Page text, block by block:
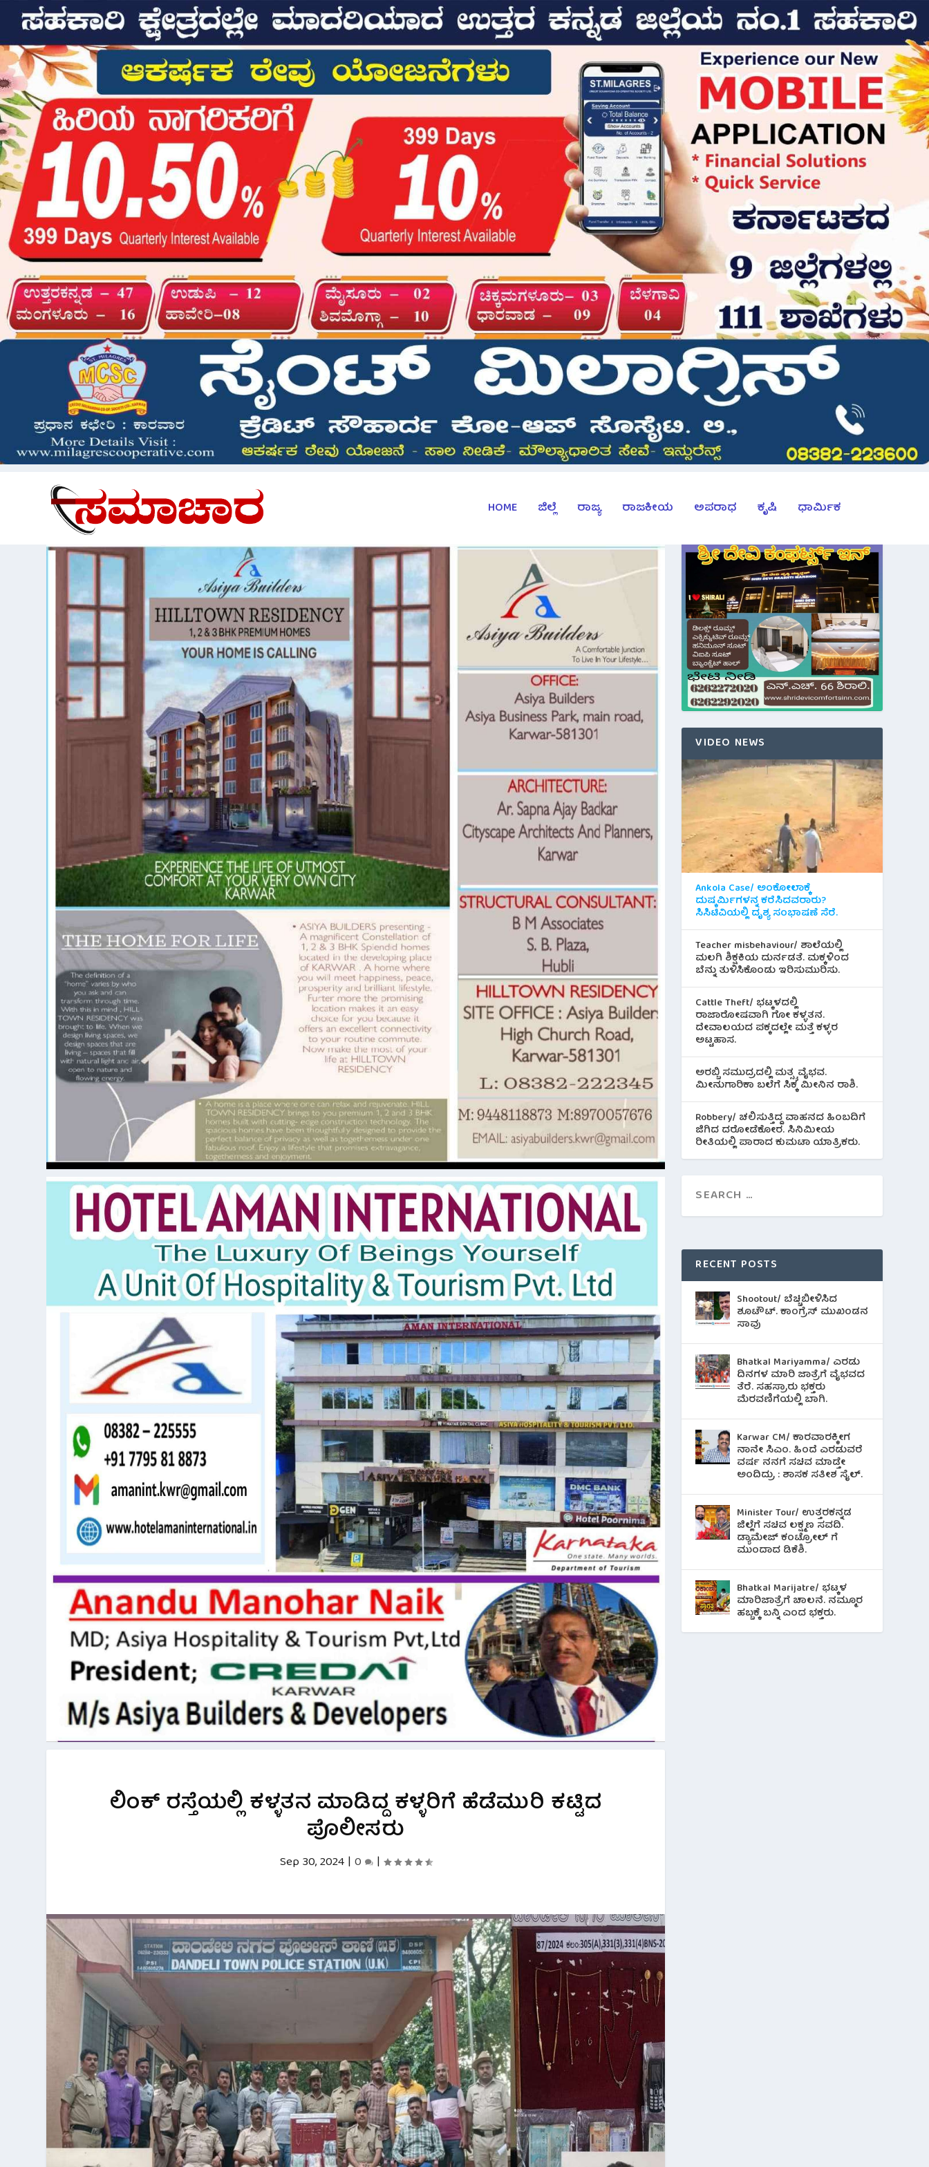
HOME ಜಿಲ್ಲೆ ರಾಜ್ಯ ರಾಜಕೀಯ ಅಪರಾಧ ಕೃಷಿ ಧಾರ್ಮಿಕ
ಲಿಂಕ್ ರಸ್ತೆಯಲ್ಲಿ ಕಳ್ಳತನ ಮಾಡಿದ್ದ ಕಳ್ಳರಿಗೆ ಹೆಡೆಮುರಿ ಕಟ್ಟಿದ
ಪೊಲೀಸರು
Sep 30, 2024| 0 |
VIDEO NEWS
Ankola Case/ ಅಂಕೋಲಾಕ್ಕೆ
ದುಷ್ಕರ್ಮಿಗಳನ್ನ ಕರೆಸಿದವರಾರು?
ಸಿಸಿಟಿವಿಯಲ್ಲಿ ದೃಶ್ಯ ಸಂಭಾಷಣೆ ಸೆರೆ.
Teacher misbehaviour/ ಶಾಲೆಯಲ್ಲಿ
ಮಲಗಿ ಶಿಕ್ಷಕಿಯ ದುರ್ನಡತೆ. ಮಕ್ಕಳಿಂದ
ಬೆನ್ನು ತುಳಿಸಿಕೊಂಡು ಇರಿಸುಮುರಿಸು.
Cattle Theft/ ಭಟ್ಕಳದಲ್ಲಿ
ರಾಜಾರೋಷವಾಗಿ ಗೋ ಕಳ್ಳತನ.
ದೇವಾಲಯದ ಪಕ್ಕದಲ್ಲೇ ಮತ್ತೆ ಕಳ್ಳರ
ಅಟ್ಟಹಾಸ.
ಅರಬ್ಬಿ ಸಮುದ್ರದಲ್ಲಿ ಮತ್ಸ್ಯ ವೈಭವ.
ಮೀನುಗಾರಿಕಾ ಬಲೆಗೆ ಸಿಕ್ಕ ಮೀನಿನ‌ ರಾಶಿ.
Robbery/ ಚಲಿಸುತ್ತಿದ್ದ ವಾಹನದ ಹಿಂಬದಿಗೆ
ಜಿಗಿದ ದರೋಡೆಕೋರ. ಸಿನಿಮೀಯ
ರೀತಿಯಲ್ಲಿ ಪಾರಾದ ಕುಮಟಾ ಯಾತ್ರಿಕರು.
RECENT POSTS
Shootout/ ಬೆಚ್ಚಿಬೀಳಿಸಿದ
ಶೂಟೌಟ್‌. ಕಾಂಗ್ರೆಸ್ ಮುಖಂಡನ
ಸಾವು
Bhatkal Mariyamma/ ಎರಡು
ದಿನಗಳ ಮಾರಿ ಜಾತ್ರೆಗೆ ವೈಭವದ
ತೆರೆ. ಸಹಸ್ರಾರು ಭಕ್ತರು
ಮೆರವಣಿಗೆಯಲ್ಲಿ ಬಾಗಿ.
Karwar CM/ ಕಾರವಾರಕ್ಕೀಗ
ನಾನೇ ಸಿಎಂ. ಹಿಂದೆ ಎರಡುವರೆ
ವರ್ಷ ನನಗೆ ಸಚಿವ ಮಾಡ್ತೇ
ಅಂದಿದ್ರು : ಶಾಸಕ ಸತೀಶ ಸೈಲ್.
Minister Tour/ ಉತ್ತರಕನ್ನಡ
ಜಿಲ್ಲೆಗೆ ಸಚಿವ ಲಕ್ಷ್ಮಣ ಸವದಿ.
ಡ್ಯಾಮೇಜ್ ಕಂಟ್ರೋಲ್ ಗೆ
ಮುಂದಾದ ಡಿಕೆಶಿ.
Bhatkal Marijatre/ ಭಟ್ಕಳ
ಮಾರಿಜಾತ್ರೆಗೆ ಚಾಲನೆ. ನಮ್ಮೂರ
ಹಬ್ಬಕ್ಕೆ ಬನ್ನಿ ಎಂದ ಭಕ್ತರು.